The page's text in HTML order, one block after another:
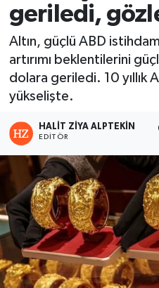
geriledi,
Altın, güçlü ABD
artırımı beklentilerini
dolara geriledi. 10 yıllık
yükselişte.
HALIT ZIYA ALPTEKIN
EDITÖR